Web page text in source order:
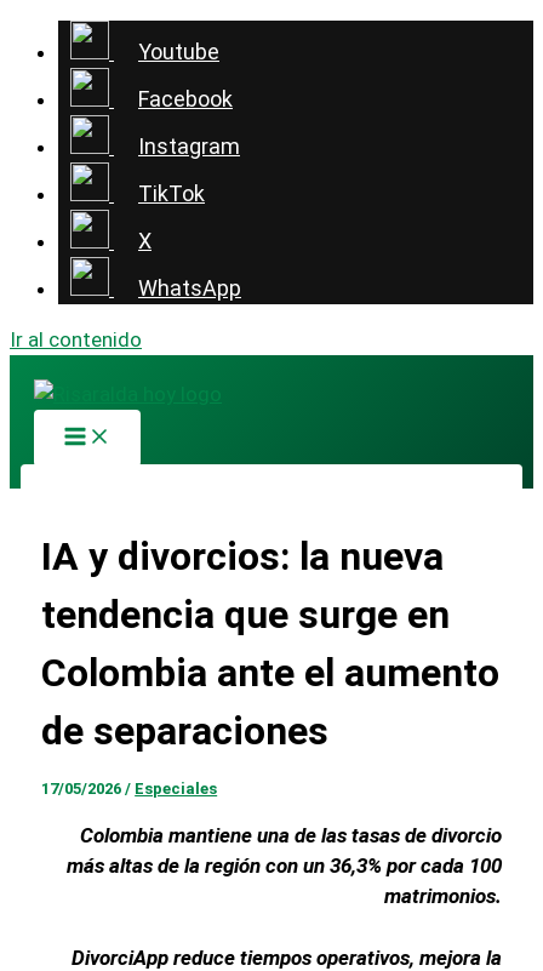
Youtube
Facebook
Instagram
TikTok
X
WhatsApp
Ir al contenido
IA y divorcios: la nueva
tendencia que surge en
Colombia ante el aumento
de separaciones
17/05/2026/ Especiales
Colombia mantiene una de las tasas de divorcio
más altas de la región con un 36,3% por cada 100
matrimonios.
DivorciApp reduce tiempos operativos, mejora la